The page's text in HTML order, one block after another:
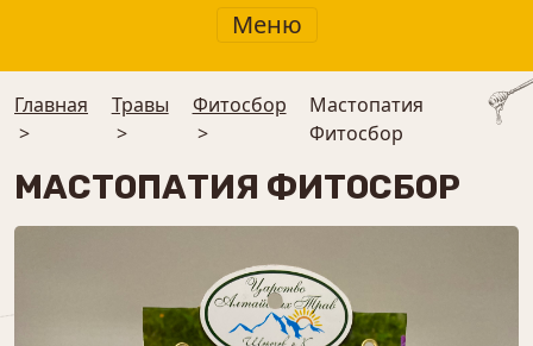
Меню
Главная
>
Травы
>
⁠Фитосбор
>
Мастопатия
Фитосбор
МАСТОПАТИЯ ФИТОСБОР